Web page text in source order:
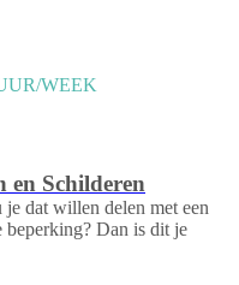
WEEK
en Schilderen
dat willen delen met een
beperking? Dan is dit je